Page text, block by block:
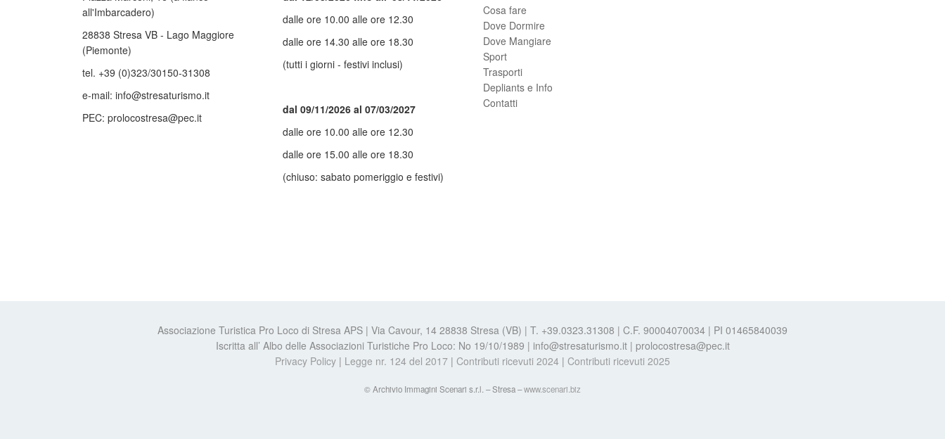
all'Imbarcadero)
28838 Stresa VB - Lago Maggiore
(Piemonte)
tel. +39 (0)323/30150-31308
e-mail: info@stresaturismo.it
PEC: prolocostresa@pec.it
dalle ore 10.00 alle ore 12.30
dalle ore 14.30 alle ore 18.30
(tutti i giorni - festivi inclusi)
dal 09/11/2026 al 07/03/2027
dalle ore 10.00 alle ore 12.30
dalle ore 15.00 alle ore 18.30
(chiuso: sabato pomeriggio e festivi)
Cosa fare
Dove Dormire
Dove Mangiare
Sport
Trasporti
Depliants e Info
Contatti
Associazione Turistica Pro Loco di Stresa APS | Via Cavour, 14 28838 Stresa (VB) | T. +39.0323.31308 | C.F. 90004070034 | PI 01465840039
Iscritta all’ Albo delle Associazioni Turistiche Pro Loco: No 19/10/1989 | info@stresaturismo.it | prolocostresa@pec.it
Privacy Policy | Legge nr. 124 del 2017 | Contributi ricevuti 2024 | Contributi ricevuti 2025
© Archivio Immagini Scenari s.r.l. – Stresa –www.scenari.biz